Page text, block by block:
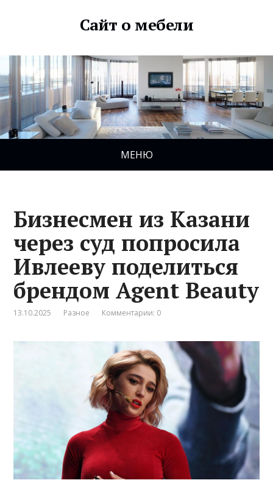
Сайт о мебели
МЕНЮ
Бизнесмен из Казани
через суд попросила
Ивлееву поделиться
брендом Agent Beauty
13.10.2025 Разное Комментарии: 0